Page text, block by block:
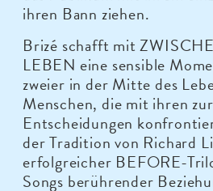
ihren Bann ziehen.
Brizé schafft mit
LEBEN eine sensible
zweier in der Mitte des
Menschen, die mit ihren
Entscheidungen
der Tradition von Richard
erfolgreicher BEFORE-
Songs berührender